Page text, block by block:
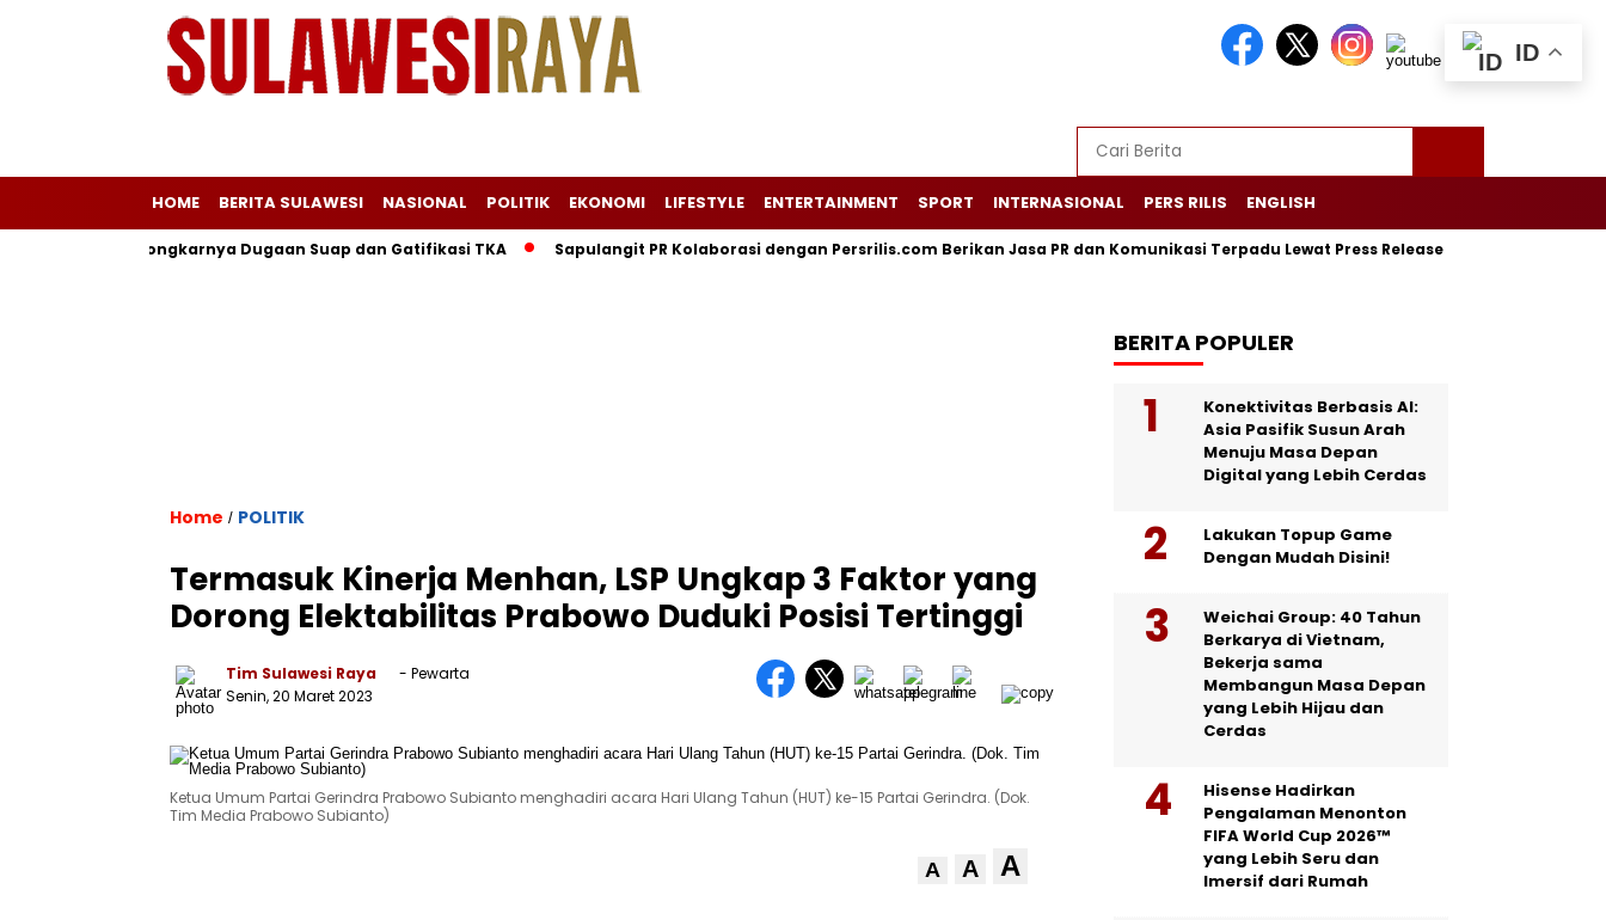
HOME BERITA SULAWESI NASIONAL POLITIK EKONOMI LIFESTYLE ENTERTAINMENT SPORT INTERNASIONAL PERS RILIS ENGLISH
Terbongkarnya Dugaan Suap dan Gatifikasi TKA Sapulangit PR Kolaborasi dengan Persrilis.com Berikan Jasa PR dan Komunikasi Terpadu Lewat Press Release Menjaga Rumah
Home / POLITIK
Termasuk Kinerja Menhan, LSP Ungkap 3 Faktor yang
Dorong Elektabilitas Prabowo Duduki Posisi Tertinggi
Tim Sulawesi Raya
- Pewarta
Senin, 20 Maret 2023
Ketua Umum Partai Gerindra Prabowo Subianto menghadiri acara Hari Ulang Tahun (HUT) ke-15 Partai Gerindra. (Dok.
Tim Media Prabowo Subianto)
A A A
BERITA POPULER
Konektivitas Berbasis AI:
Asia Pasifik Susun Arah
Menuju Masa Depan
Digital yang Lebih Cerdas
Lakukan Topup Game
Dengan Mudah Disini!
Weichai Group: 40 Tahun
Berkarya di Vietnam,
Bekerja sama
Membangun Masa Depan
yang Lebih Hijau dan
Cerdas
Hisense Hadirkan
Pengalaman Menonton
FIFA World Cup 2026™
yang Lebih Seru dan
Imersif dari Rumah
ID